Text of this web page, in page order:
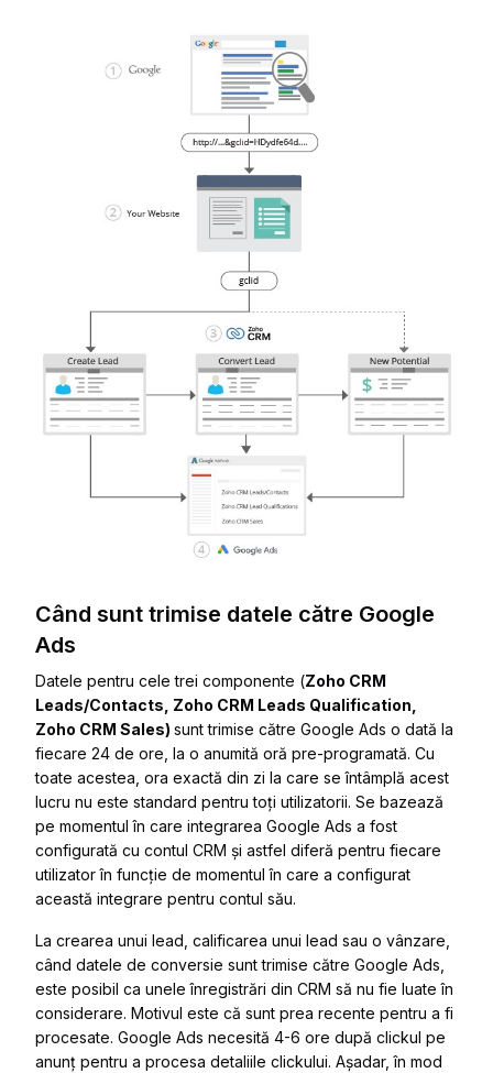
Când sunt trimise datele către Google
Ads
Datele pentru cele trei componente (Zoho CRM
Leads/Contacts, Zoho CRM Leads Qualification,
Zoho CRM Sales) sunt trimise către Google Ads o dată la
fiecare 24 de ore, la o anumită oră pre-programată. Cu
toate acestea, ora exactă din zi la care se întâmplă acest
lucru nu este standard pentru toți utilizatorii. Se bazează
pe momentul în care integrarea Google Ads a fost
configurată cu contul CRM și astfel diferă pentru fiecare
utilizator în funcție de momentul în care a configurat
această integrare pentru contul său.
La crearea unui lead, calificarea unui lead sau o vânzare,
când datele de conversie sunt trimise către Google Ads,
este posibil ca unele înregistrări din CRM să nu fie luate în
considerare. Motivul este că sunt prea recente pentru a fi
procesate. Google Ads necesită 4-6 ore după clickul pe
anunț pentru a procesa detaliile clickului. Așadar, în mod